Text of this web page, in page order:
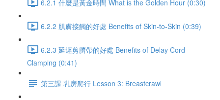
6.2.1 什麼是黃金時間 What is the Golden Hour (0:30)
6.2.2 肌膚接觸的好處 Benefits of Skin-to-Skin (0:39)
6.2.3 延遲剪臍帶的好處 Benefits of Delay Cord
Clamping (0:41)
第三課 乳房爬行 Lesson 3: Breastcrawl